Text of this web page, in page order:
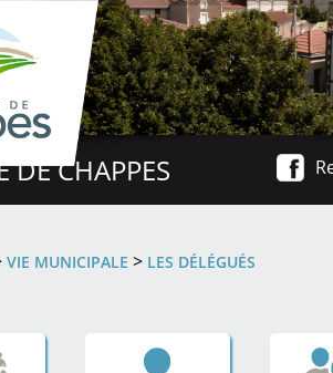
CHAPPES
VIE MUNICIPALE > LES DÉLÉGUÉS